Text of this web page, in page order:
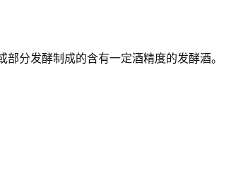
分发酵制成的含有一定酒精度的发酵酒。